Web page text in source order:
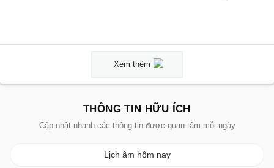
Xem thêm
THÔNG TIN HỮU ÍCH
Cập nhật nhanh các thông tin được quan tâm mỗi ngày
Lịch âm hôm nay